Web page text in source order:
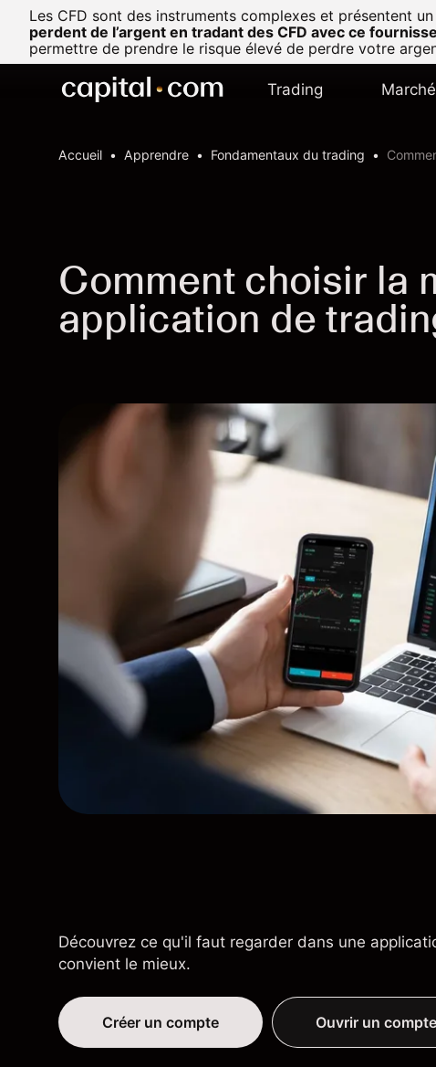
Les CFD sont des instruments complexes et présentent
perdent de l’argent en tradant des CFD avec ce
permettre de prendre le risque élevé de perdre votre
Trading
Accueil Apprendre Fondamentaux du trading
Comment choisir la
application de
Découvrez ce qu'il faut regarder dans une
convient le mieux.
Créer un compte Ouvrir un